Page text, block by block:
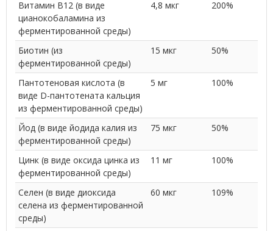
Витамин В12 (в виде
цианокобаламина из
ферментированной среды)
4,8 мкг 200%
Биотин (из
ферментированной среды)
15 мкг 50%
Пантотеновая кислота (в
виде D-пантотената кальция
из ферментированной среды)
5 мг 100%
Йод (в виде йодида калия из
ферментированной среды)
75 мкг 50%
Цинк (в виде оксида цинка из
ферментированной среды)
11 мг 100%
Селен (в виде диоксида
селена из ферментированной
среды)
60 мкг 109%